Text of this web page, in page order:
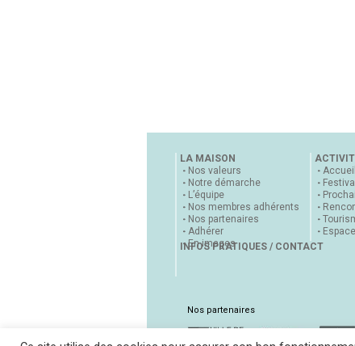
LA MAISON
Nos valeurs
Notre démarche
L’équipe
Nos membres adhérents
Nos partenaires
Adhérer
En images
INFOS PRATIQUES / CONTACT
Nos partenaires